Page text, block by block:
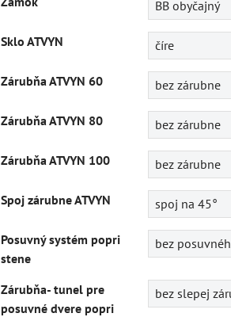
BB obyčajný
Sklo ATVYN číre
Zárubňa ATVYN 60 bez zárubne
Zárubňa ATVYN 80 bez zárubne
Zárubňa ATVYN 100 bez zárubne
Spoj zárubne ATVYN spoj na 45°
Posuvný systém popri
stene
bez
Zárubňa- tunel pre
posuvné dvere popri
bez slepej